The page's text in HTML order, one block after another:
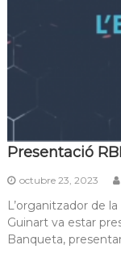
Presentació
octubre 23, 2023
L’organitzador de
Guinart va estar
Banqueta,